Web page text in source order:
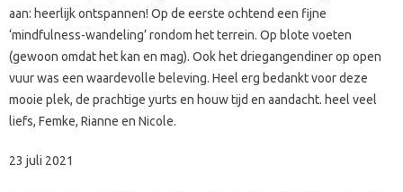
aan: heerlijk ontspannen! Op de eerste ochtend een fijne
‘mindfulness-wandeling’ rondom het terrein. Op blote voeten
(gewoon omdat het kan en mag). Ook het driegangendiner op open
vuur was een waardevolle beleving. Heel erg bedankt voor deze
mooie plek, de prachtige yurts en houw tijd en aandacht. heel veel
liefs, Femke, Rianne en Nicole.
23 juli 2021